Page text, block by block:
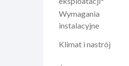
Wymagania
instalacyjne
Klimat i nastrój